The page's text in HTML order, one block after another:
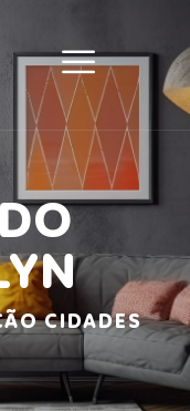
CIDADES